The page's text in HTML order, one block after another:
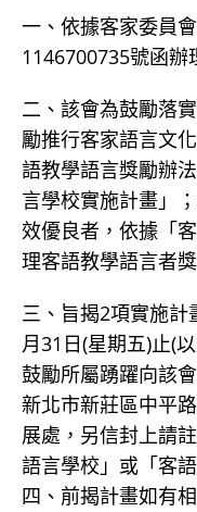
一、依據客家委員
1146700735號函辦
二、該會為鼓勵落
勵推行客家語言文
語教學語言獎勵辦
言學校實施計畫」
效優良者，依據「
理客語教學語言者
三、旨揭2項實施
月31日(星期五)止(
鼓勵所屬踴躍向該
新北市新莊區中平
展處，另信封上請
語言學校」或「客
四、前揭計畫如有